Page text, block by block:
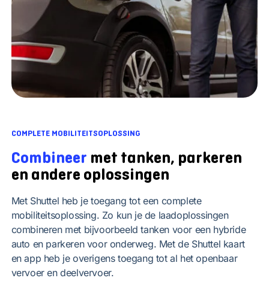
COMPLETE MOBILITEITSOPLOSSING
Combineer met tanken, parkeren
en andere oplossingen
Met Shuttel heb je toegang tot een complete
mobiliteitsoplossing. Zo kun je de laadoplossingen
combineren met bijvoorbeeld tanken voor een hybride
auto en parkeren voor onderweg. Met de Shuttel kaart
en app heb je overigens toegang tot al het openbaar
vervoer en deelvervoer.